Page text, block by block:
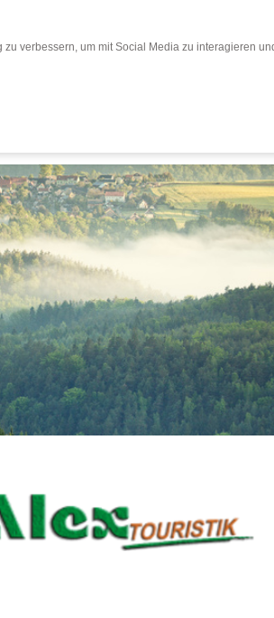
verbessern, um mit Social Media zu interagieren